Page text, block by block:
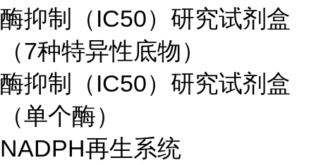
酶抑制（IC50）研究试剂盒
（7种特异性底物）
酶抑制（IC50）研究试剂盒
（单个酶）
NADPH再生系统